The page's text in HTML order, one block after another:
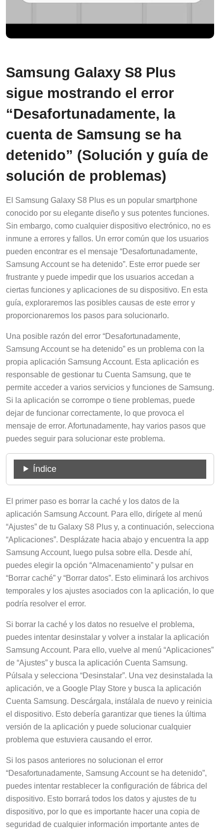
Samsung Galaxy S8 Plus
sigue mostrando el error
“Desafortunadamente, la
cuenta de Samsung se ha
detenido” (Solución y guía de
solución de problemas)
El Samsung Galaxy S8 Plus es un popular smartphone
conocido por su elegante diseño y sus potentes funciones.
Sin embargo, como cualquier dispositivo electrónico, no es
inmune a errores y fallos. Un error común que los usuarios
pueden encontrar es el mensaje “Desafortunadamente,
Samsung Account se ha detenido”. Este error puede ser
frustrante y puede impedir que los usuarios accedan a
ciertas funciones y aplicaciones de su dispositivo. En esta
guía, exploraremos las posibles causas de este error y
proporcionaremos los pasos para solucionarlo.
Una posible razón del error “Desafortunadamente,
Samsung Account se ha detenido” es un problema con la
propia aplicación Samsung Account. Esta aplicación es
responsable de gestionar tu Cuenta Samsung, que te
permite acceder a varios servicios y funciones de Samsung.
Si la aplicación se corrompe o tiene problemas, puede
dejar de funcionar correctamente, lo que provoca el
mensaje de error. Afortunadamente, hay varios pasos que
puedes seguir para solucionar este problema.
Índice
El primer paso es borrar la caché y los datos de la
aplicación Samsung Account. Para ello, dirígete al menú
“Ajustes” de tu Galaxy S8 Plus y, a continuación, selecciona
“Aplicaciones”. Desplázate hacia abajo y encuentra la app
Samsung Account, luego pulsa sobre ella. Desde ahí,
puedes elegir la opción “Almacenamiento” y pulsar en
“Borrar caché” y “Borrar datos”. Esto eliminará los archivos
temporales y los ajustes asociados con la aplicación, lo que
podría resolver el error.
Si borrar la caché y los datos no resuelve el problema,
puedes intentar desinstalar y volver a instalar la aplicación
Samsung Account. Para ello, vuelve al menú “Aplicaciones”
de “Ajustes” y busca la aplicación Cuenta Samsung.
Púlsala y selecciona “Desinstalar”. Una vez desinstalada la
aplicación, ve a Google Play Store y busca la aplicación
Cuenta Samsung. Descárgala, instálala de nuevo y reinicia
el dispositivo. Esto debería garantizar que tienes la última
versión de la aplicación y puede solucionar cualquier
problema que estuviera causando el error.
Si los pasos anteriores no solucionan el error
“Desafortunadamente, Samsung Account se ha detenido”,
puedes intentar restablecer la configuración de fábrica del
dispositivo. Esto borrará todos los datos y ajustes de tu
dispositivo, por lo que es importante hacer una copia de
seguridad de cualquier información importante antes de